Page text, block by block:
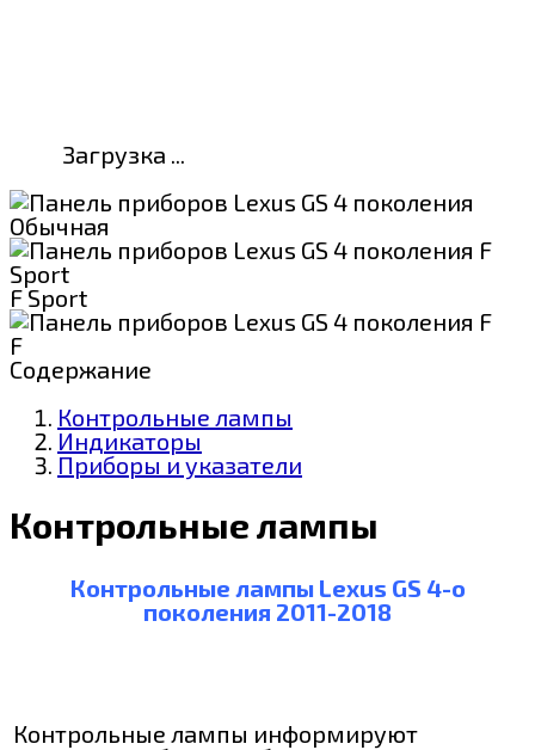
Загрузка ...
Обычная
F Sport
F
Содержание
Контрольные лампы
Индикаторы
Приборы и указатели
Контрольные лампы
Контрольные лампы Lexus GS 4-о
поколения 2011-2018
Контрольные лампы информируют